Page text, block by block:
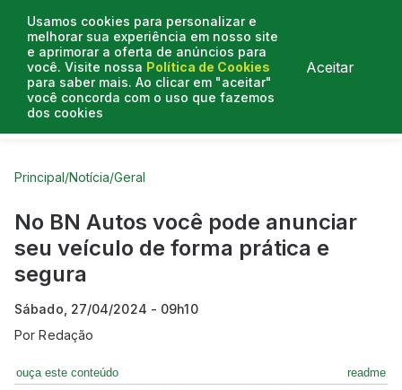
Usamos cookies para personalizar e
melhorar sua experiência em nosso site
e aprimorar a oferta de anúncios para
você. Visite nossa Política de Cookies
para saber mais. Ao clicar em "aceitar"
você concorda com o uso que fazemos
dos cookies
Aceitar
Curtas do Poder
Principal/Notícia/Geral
No BN Autos você pode anunciar
seu veículo de forma prática e
segura
Sábado, 27/04/2024 - 09h10
PorRedação
ouça este conteúdo readme